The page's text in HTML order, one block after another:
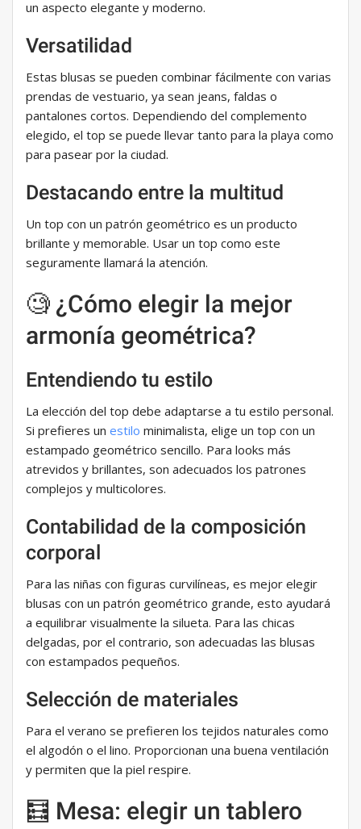
un aspecto elegante y moderno.
Versatilidad
Estas blusas se pueden combinar fácilmente con varias
prendas de vestuario, ya sean jeans, faldas o
pantalones cortos. Dependiendo del complemento
elegido, el top se puede llevar tanto para la playa como
para pasear por la ciudad.
Destacando entre la multitud
Un top con un patrón geométrico es un producto
brillante y memorable. Usar un top como este
seguramente llamará la atención.
🧐 ¿Cómo elegir la mejor
armonía geométrica?
Entendiendo tu estilo
La elección del top debe adaptarse a tu estilo personal.
Si prefieres un estilo minimalista, elige un top con un
estampado geométrico sencillo. Para looks más
atrevidos y brillantes, son adecuados los patrones
complejos y multicolores.
Contabilidad de la composición
corporal
Para las niñas con figuras curvilíneas, es mejor elegir
blusas con un patrón geométrico grande, esto ayudará
a equilibrar visualmente la silueta. Para las chicas
delgadas, por el contrario, son adecuadas las blusas
con estampados pequeños.
Selección de materiales
Para el verano se prefieren los tejidos naturales como
el algodón o el lino. Proporcionan una buena ventilación
y permiten que la piel respire.
🧮 Mesa: elegir un tablero